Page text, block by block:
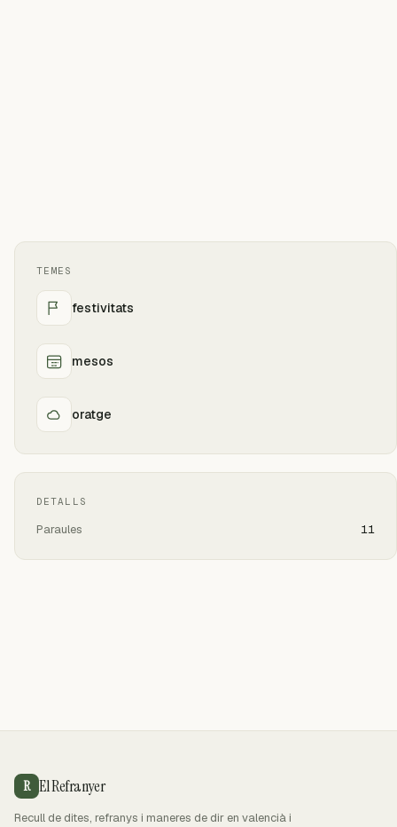
TEMES
festivitats
mesos
oratge
DETALLS
Paraules 11
R El Refranyer
Recull de dites, refranys i maneres de dir en valencià i